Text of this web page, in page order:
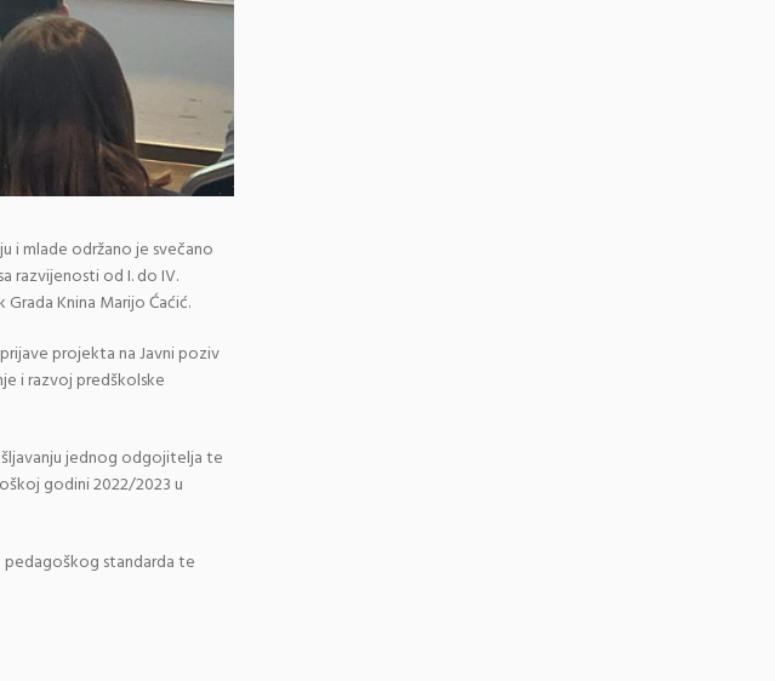
i mlade održano je svečano
razvijenosti od I. do IV.
Knina Marijo Ćaćić.
projekta na Javni poziv
i razvoj predškolske
jednog odgojitelja te
godini 2022/2023 u
pedagoškog standarda te